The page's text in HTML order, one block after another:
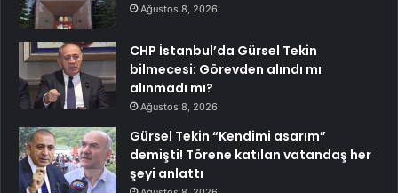
Ağustos 8, 2026
CHP İstanbul’da Gürsel Tekin
bilmecesi: Görevden alındı mı
alınmadı mı?
Ağustos 8, 2026
Gürsel Tekin “Kendimi asarım”
demişti! Törene katılan vatandaş her
şeyi anlattı